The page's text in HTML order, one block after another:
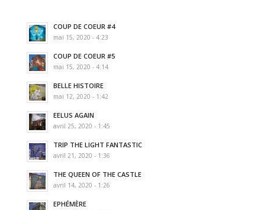
COUP DE COEUR #4
mai 15, 2020 - 4:23
COUP DE COEUR #5
mai 15, 2020 - 4:14
BELLE HISTOIRE
mai 12, 2020 - 1:42
EELUS AGAIN
avril 25, 2020 - 1:45
TRIP THE LIGHT FANTASTIC
avril 21, 2020 - 1:36
THE QUEEN OF THE CASTLE
avril 14, 2020 - 1:26
EPHÉMÈRE